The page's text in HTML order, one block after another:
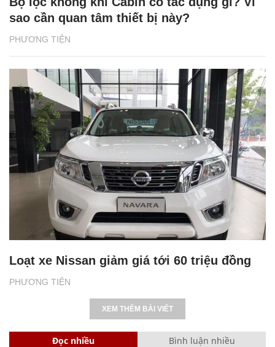
PHƯƠNG TIỆN
sao cần quan tâm thiết bị này?
PHƯƠNG TIỆN
Loạt xe Nissan giảm giá tới 60 triệu đồng
XEM THÊM BÀI VIẾT
Đọc nhiều Bình luận nhiều